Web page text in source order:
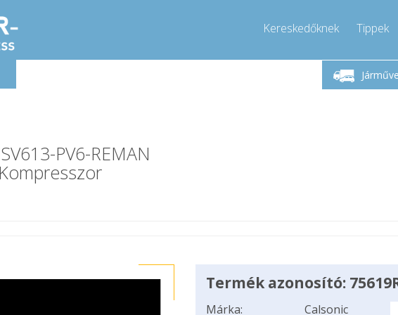
Kereskedőknek Tippek
Hétfő-Péntek 9-17
Hívjon!
PV6-REMAN
Termék azonosító:
Márka:
Calsonic